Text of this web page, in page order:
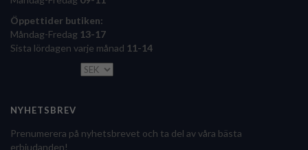
Öppettider butiken:
Måndag-Fredag 13-17
Sista lördagen varje månad 11-14
NYHETSBREV
Prenumerera på nyhetsbrevet och ta del av våra bästa
erbjudanden!